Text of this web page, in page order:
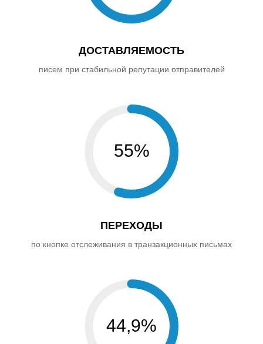
ДОСТАВЛЯЕМОСТЬ
писем при стабильной репутации отправителей
55%
ПЕРЕХОДЫ
по кнопке отслеживания в транзакционных письмах
44,9%